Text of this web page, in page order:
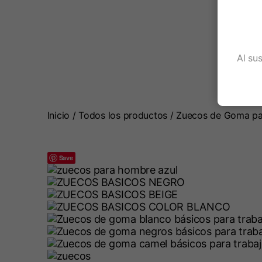
Inicio / Todos los productos / Zuecos de Goma
Save
Al